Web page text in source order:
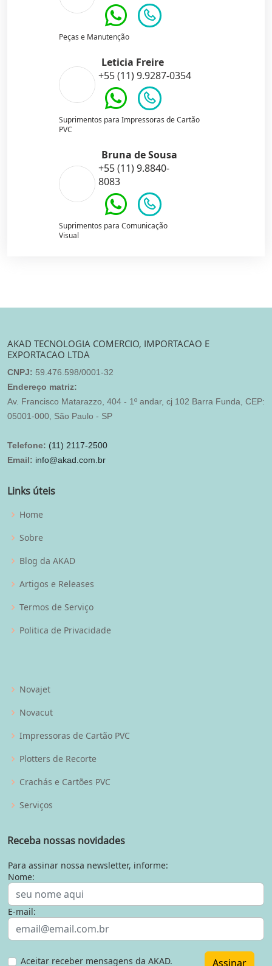
Peças e Manutenção
Leticia Freire
+55 (11) 9.9287-0354
Suprimentos para Impressoras de Cartão
PVC
Bruna de Sousa
+55 (11) 9.8840-
8083
Suprimentos para Comunicação
Visual
AKAD TECNOLOGIA COMERCIO, IMPORTACAO E
EXPORTACAO LTDA
CNPJ: 59.476.598/0001-32
Endereço matriz:
Av. Francisco Matarazzo, 404 - 1º andar, cj 102 Barra Funda, CEP:
05001-000, São Paulo - SP
Telefone: (11) 2117-2500
Email: info@akad.com.br
Links úteis
Home
Sobre
Blog da AKAD
Artigos e Releases
Termos de Serviço
Politica de Privacidade
Novajet
Novacut
Impressoras de Cartão PVC
Plotters de Recorte
Crachás e Cartões PVC
Serviços
Receba nossas novidades
Para assinar nossa newsletter, informe:
Nome:
E-mail:
Aceitar receber mensagens da AKAD. Assinar